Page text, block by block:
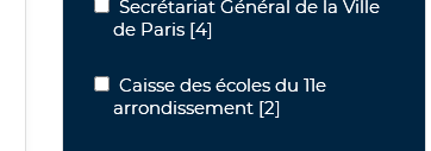
Secrétariat Général de la Ville de Paris
Secrétariat Général de la Ville
de Paris [4]
Caisse des écoles du 11e
Caisse des écoles du 11e
arrondissement [2]